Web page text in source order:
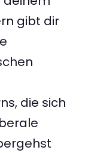
gibt dir
die sich